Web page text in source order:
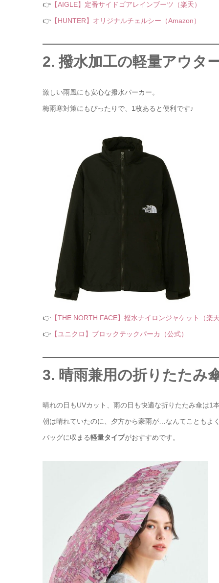
👉 【AIGLE】定番サイドゴアレインブーツ（楽天）
👉 【HUNTER】オリジナルチェルシー（Amazon）
2. 撥水加工の軽量アウタ
激しい雨風にも安心な撥水パーカー。
梅雨寒対策にもぴったりで、1枚あると便利です♪
👉 【THE NORTH FACE】撥水ナイロンジャケット（楽
👉 【ユニクロ】ブロックテックパーカ（公式）
3. 晴雨兼用の折りたたみ
晴れの日もUVカット、雨の日も快適な折りたたみ傘は1
朝は晴れていたのに、夕方から豪雨が…なんてこともよ
バッグに収まる軽量タイプがおすすめです。